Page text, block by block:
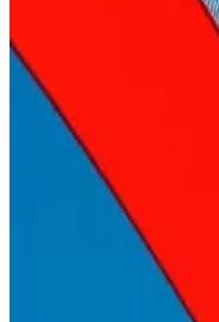
Saç Güçlendirme ve
Yöntemler ve Etkili
Saç güçlendirme ürünleri
bilgiler, vitaminlerin rolü ve
sağlığını koruyun ve
Saç Sağlığını
Alışkanlıklar Rehberi
Saç sağlığı için doğru
Protein, vitamin ve
parlaklığını koruyun.